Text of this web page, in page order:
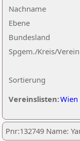
Nachname
Ebene
Sortierung
Bundesland
Spgem./Kreis/Verein
Vereinslisten:Wien
Pnr:132749 Name: